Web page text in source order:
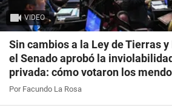
VIDEO
Sin cambios a la Ley de Tierras
el Senado aprobó la
privada: cómo votaron los
Por Facundo La Rosa